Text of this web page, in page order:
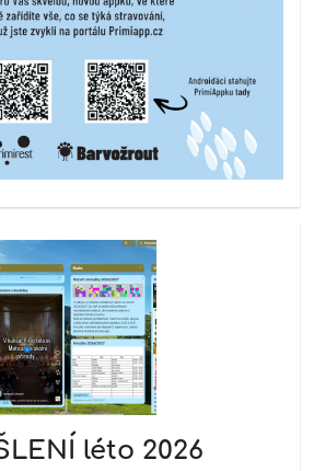
léto 2026